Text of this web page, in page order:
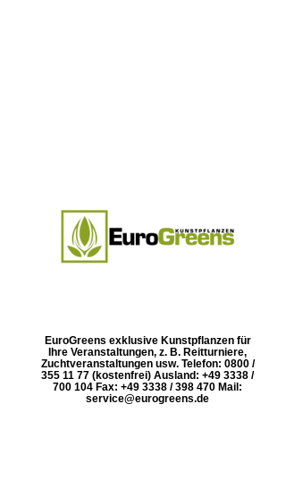
EuroGreens exklusive Kunstpflanzen für
Ihre Veranstaltungen, z. B. Reitturniere,
Zuchtveranstaltungen usw. Telefon: 0800 /
355 11 77 (kostenfrei) Ausland: +49 3338 /
700 104 Fax: +49 3338 / 398 470 Mail:
service@eurogreens.de